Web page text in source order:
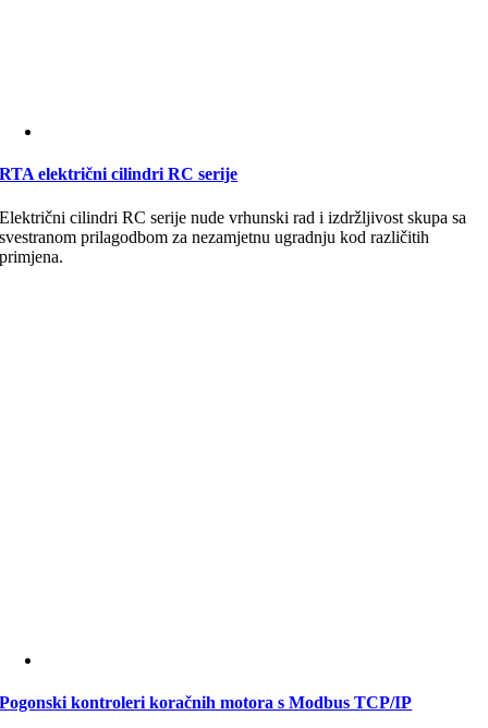
RTA električni cilindri RC serije
Električni cilindri RC serije nude vrhunski rad i izdržljivost skupa sa
svestranom prilagodbom za nezamjetnu ugradnju kod različitih
primjena.
Pogonski kontroleri koračnih motora s Modbus TCP/IP